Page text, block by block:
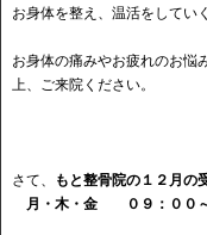
お身体を整え、温活をしてい
お身体の痛みやお疲れのお悩
上、ご来院ください。
さて、
もと整骨院の１２月の
月・木・金 ０９：００～